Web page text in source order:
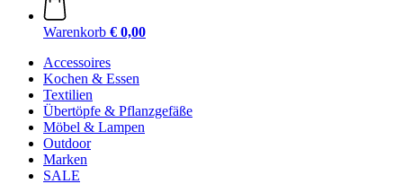
Warenkorb € 0,00
Accessoires
Kochen & Essen
Textilien
Übertöpfe & Pflanzgefäße
Möbel & Lampen
Outdoor
Marken
SALE